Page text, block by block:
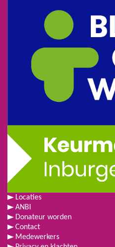
Locaties
ANBI
Donateur worden
Contact
Medewerkers